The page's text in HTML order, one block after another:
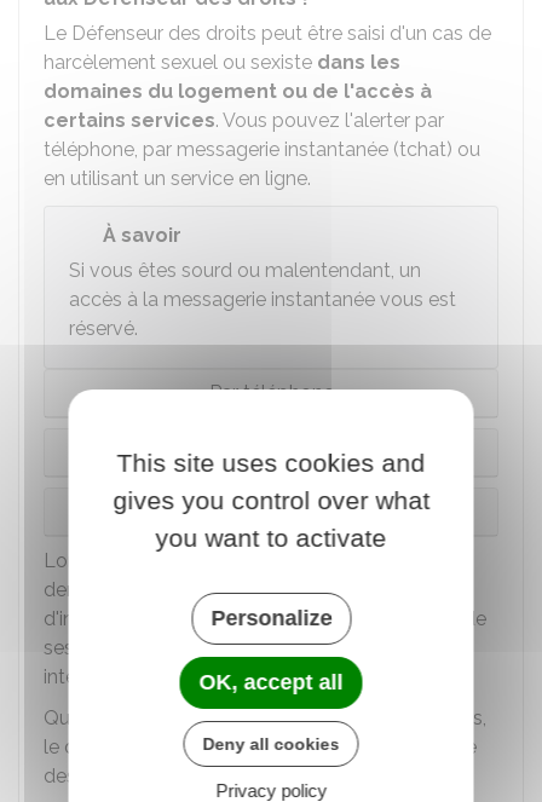
Le Défenseur des droits peut être saisi d'un cas de
harcèlement sexuel ou sexiste dans les
domaines du logement ou de l'accès à
certains services. Vous pouvez l'alerter par
téléphone, par messagerie instantanée (tchat) ou
en utilisant un service en ligne.
À savoir
Si vous êtes sourd ou malentendant, un
accès à la messagerie instantanée vous est
réservé.
Par téléphone
Par messagerie instantanée (tchat)
En ligne
Lorsque le Défenseur des droits reçoit une
demande, il vérifie d'abord qu'il a le droit
d'intervenir. Si votre demande ne fait pas partie de
ses missions, il vous oriente vers le bon
interlocuteur.
Quand votre problème fait partie de ses missions,
le délégué du Défenseur des droits vous informe
des différentes solutions possibles.
This site uses cookies and
gives you control over what
you want to activate
Personalize
OK, accept all
Deny all cookies
Privacy policy